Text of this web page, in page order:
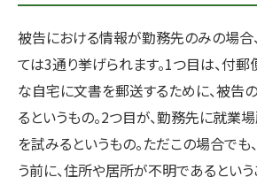
被告における情報が勤務先のみの場合
ては3通り挙げられます。1つ目は、付
な自宅に文書を郵送するために、被告
るというもの。2つ目が、勤務先に就業
を試みるというもの。ただこの場合で
う前に、住所や居所が不明であるとい